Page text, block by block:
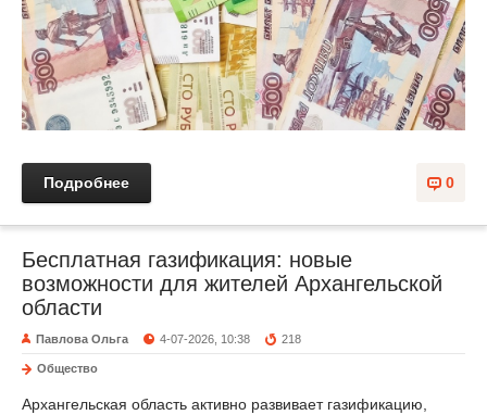
0
Подробнее
Бесплатная газификация: новые
возможности для жителей Архангельской
области
Павлова Ольга 4-07-2026, 10:38 218
Общество
Архангельская область активно развивает газификацию,